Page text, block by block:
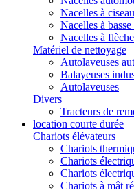
Nacelles à
Nacelles à
Nacelles à
Matériel de nettoyage
Autolaveuses
Balayeuses
Autolaveuses
Divers
Tracteurs de
location courte durée
Chariots élévateurs
Chariots
Chariots
Chariots
Chariots à mât